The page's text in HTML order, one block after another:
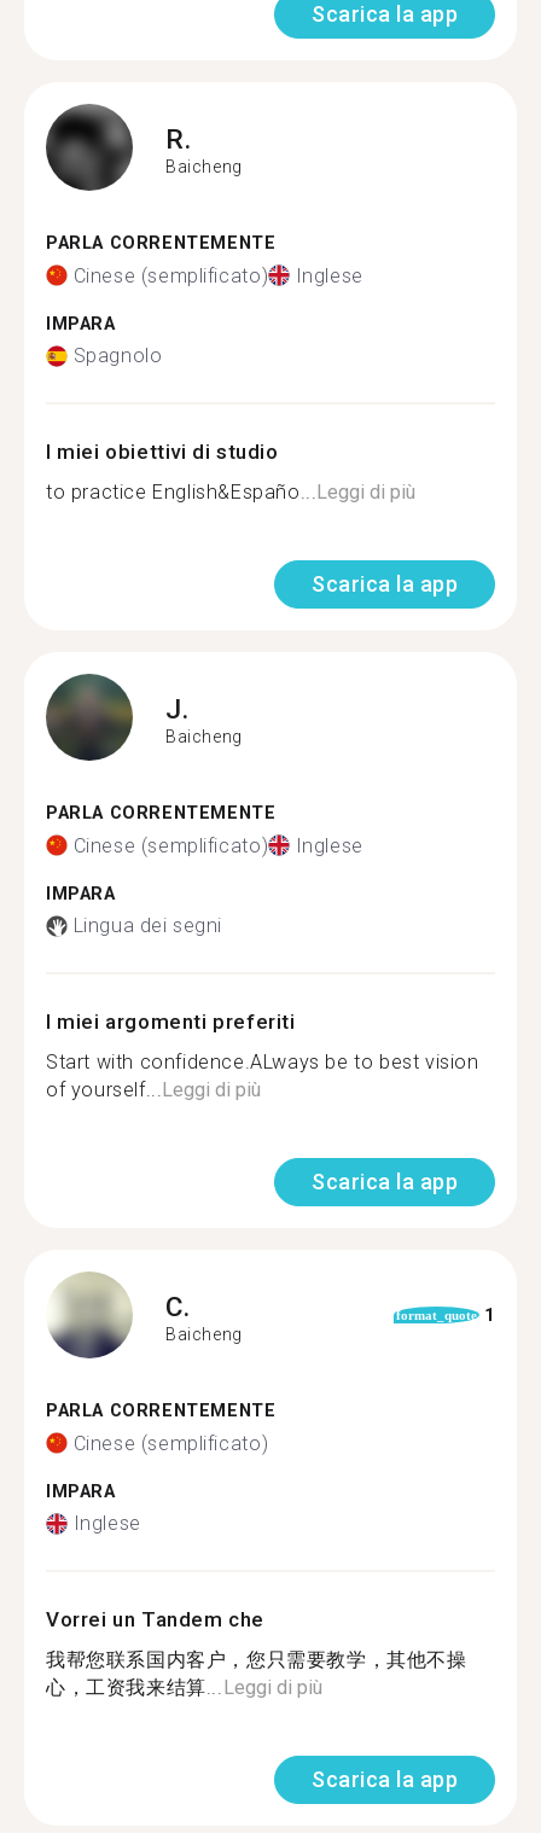
Scarica la app
R.
Baicheng
PARLA CORRENTEMENTE
Cinese (semplificato) Inglese
IMPARA
Spagnolo
I miei obiettivi di studio
to practice English&Españo...Leggi di più
Scarica la app
J.
Baicheng
PARLA CORRENTEMENTE
Cinese (semplificato) Inglese
IMPARA
Lingua dei segni
I miei argomenti preferiti
Start with confidence.ALways be to best vision
of yourself...Leggi di più
Scarica la app
C.
Baicheng
format_quote 1
PARLA CORRENTEMENTE
Cinese (semplificato)
IMPARA
Inglese
Vorrei un Tandem che
我帮您联系国内客户，您只需要教学，其他不操
心，工资我来结算...Leggi di più
Scarica la app